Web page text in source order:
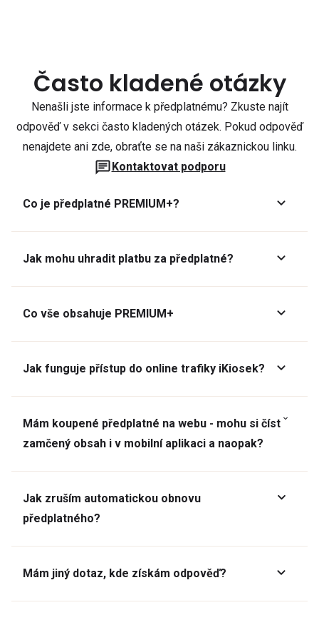
Často kladené otázky
Nenašli jste informace k předplatnému? Zkuste najít
odpověď v sekci často kladených otázek. Pokud odpověď
nenajdete ani zde, obraťte se na naši zákaznickou linku.
Kontaktovat podporu
Co je předplatné PREMIUM+?
Jak mohu uhradit platbu za předplatné?
Co vše obsahuje PREMIUM+
Jak funguje přístup do online trafiky iKiosek?
Mám koupené předplatné na webu - mohu si číst
zamčený obsah i v mobilní aplikaci a naopak?
Jak zruším automatickou obnovu
předplatného?
Mám jiný dotaz, kde získám odpověď?